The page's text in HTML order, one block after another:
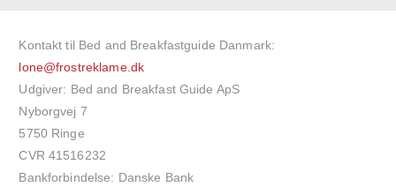
Kontakt til Bed and Breakfastguide Danmark:
lone@frostreklame.dk
Udgiver: Bed and Breakfast Guide ApS
Nyborgvej 7
5750 Ringe
CVR 41516232
Bankforbindelse: Danske Bank